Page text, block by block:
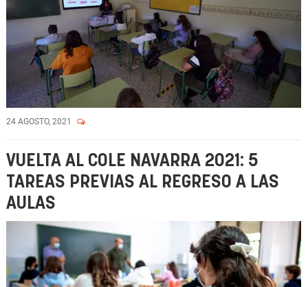
24 AGOSTO, 2021
VUELTA AL COLE NAVARRA 2021: 5
TAREAS PREVIAS AL REGRESO A LAS
AULAS